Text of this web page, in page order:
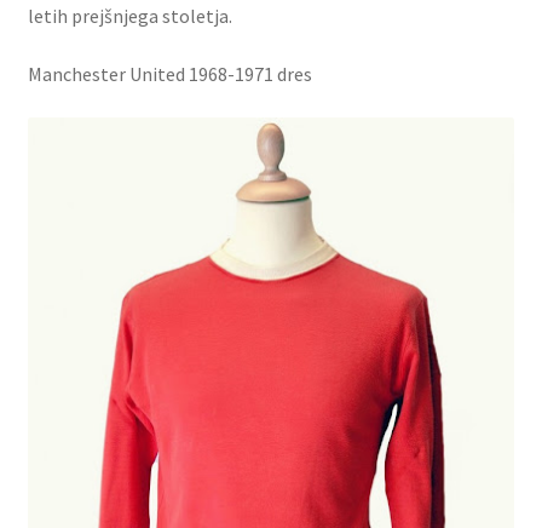
letih prejšnjega stoletja.
Manchester United 1968-1971 dres